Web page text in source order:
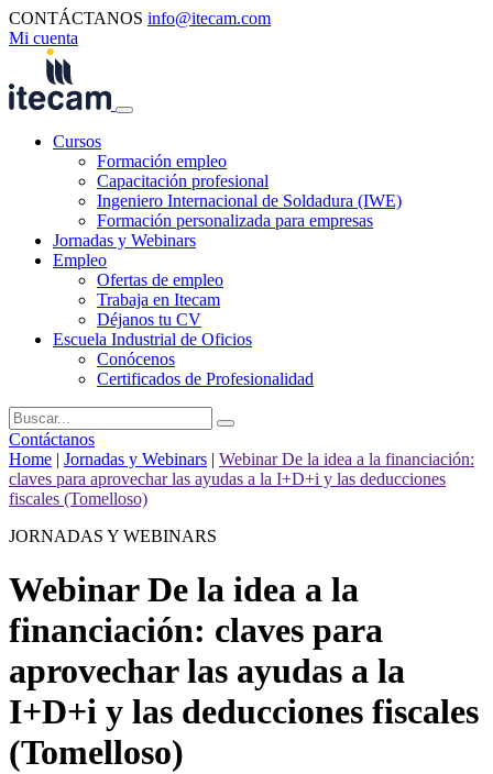
CONTÁCTANOS info@itecam.com
Mi cuenta
Cursos
Formación empleo
Capacitación profesional
Ingeniero Internacional de Soldadura (IWE)
Formación personalizada para empresas
Jornadas y Webinars
Empleo
Ofertas de empleo
Trabaja en Itecam
Déjanos tu CV
Escuela Industrial de Oficios
Conócenos
Certificados de Profesionalidad
Contáctanos
Home | Jornadas y Webinars | Webinar De la idea a la financiación:
claves para aprovechar las ayudas a la I+D+i y las deducciones
fiscales (Tomelloso)
JORNADAS Y WEBINARS
Webinar De la idea a la
financiación: claves para
aprovechar las ayudas a la
I+D+i y las deducciones fiscales
(Tomelloso)